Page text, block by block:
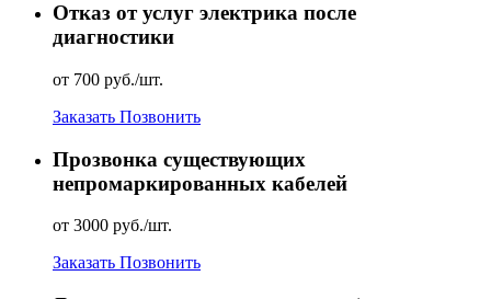
Отказ от услуг электрика после
диагностики
от 700 руб./шт.
Заказать Позвонить
Прозвонка существующих
непромаркированных кабелей
от 3000 руб./шт.
Заказать Позвонить